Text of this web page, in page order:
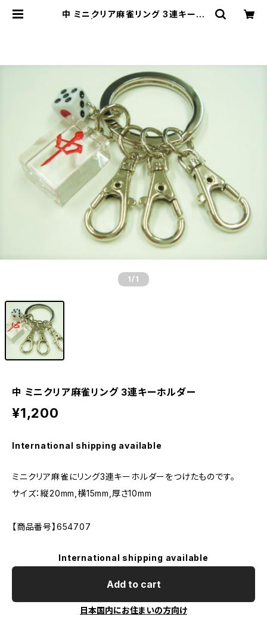
中 ミニクリア麻雀リング 3連キーホ
1 /1
中 ミニクリア麻雀リング 3連キーホルダー
¥1,200
International shipping available
ミニクリア麻雀にリング3連キーホルダーをつけたものです。
サイズ：縦20mm,横15mm,厚さ10mm
【商品番号】654707
International shipping available
Add to cart
日本国内にお住まいの方向け